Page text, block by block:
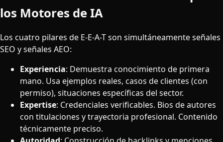
los Motores de IA
Los cuatro pilares de E-E-A-T son simultáneamente señales
SEO y señales AEO:
Experiencia: Demuestra conocimiento de primera
mano. Usa ejemplos reales, casos de clientes (con
permiso), situaciones específicas del sector.
Expertise: Credenciales verificables. Bios de autores
con titulaciones y trayectoria profesional. Contenido
técnicamente preciso.